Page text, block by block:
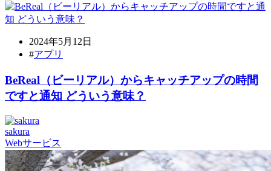
2024年5月12日
#アプリ
BeReal（ビーリアル）からキャッチアップの時間
ですと通知 どういう意味？
sakura
Webサービス